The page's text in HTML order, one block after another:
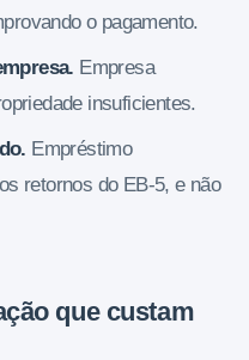
o pagamento.
Empresa
insuficientes.
Empréstimo
retornos do EB-5, e não
que custam